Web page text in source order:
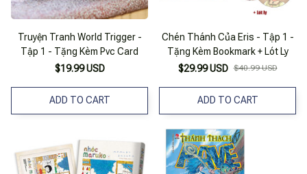
Truyện Tranh World Trigger -
Tập 1 - Tặng Kèm Pvc Card
$19.99 USD
ADD TO CART
Chén Thánh Của Eris - Tập 1 -
Tặng Kèm Bookmark + Lót Ly
$29.99 USD $40.99 USD
ADD TO CART